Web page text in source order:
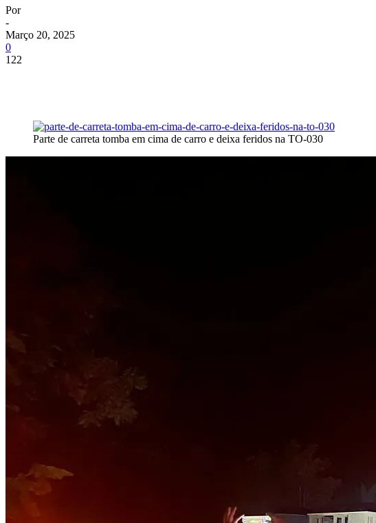
Por
-
Março 20, 2025
0
122
Parte de carreta tomba em cima de carro e deixa feridos na TO-030